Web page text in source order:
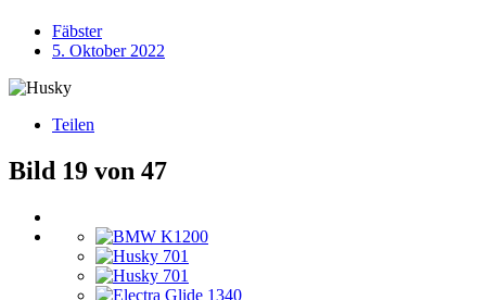
Fäbster
5. Oktober 2022
Teilen
Bild 19 von 47